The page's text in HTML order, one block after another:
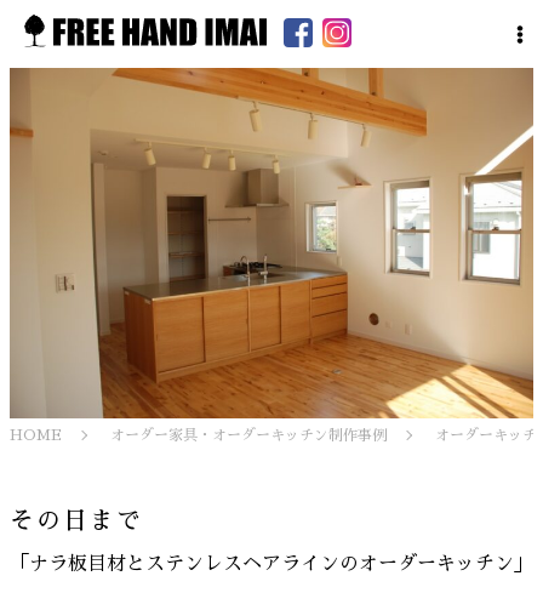
HOME オーダー家具・オーダーキッチン制作事例 オーダーキッチ
その日まで
「ナラ板目材とステンレスヘアラインのオーダーキッチン」